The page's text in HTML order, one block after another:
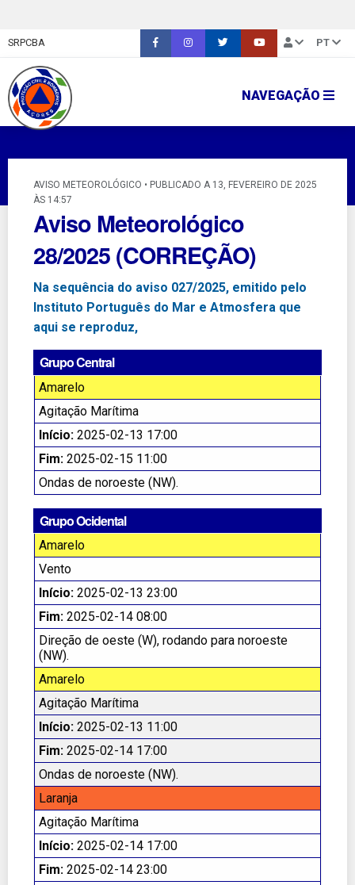
SRPCBA PT
NAVEGAÇÃO
AVISO METEOROLÓGICO • PUBLICADO A 13, FEVEREIRO DE 2025
ÀS 14:57
Aviso Meteorológico
28/2025 (CORREÇÃO)
Na sequência do aviso 027/2025, emitido pelo
Instituto Português do Mar e Atmosfera que
aqui se reproduz,
Grupo Central
Amarelo
Agitação Marítima
Início: 2025-02-13 17:00
Fim: 2025-02-15 11:00
Ondas de noroeste (NW).
Grupo Ocidental
Amarelo
Vento
Início: 2025-02-13 23:00
Fim: 2025-02-14 08:00
Direção de oeste (W), rodando para noroeste
(NW).
Amarelo
Agitação Marítima
Início: 2025-02-13 11:00
Fim: 2025-02-14 17:00
Ondas de noroeste (NW).
Laranja
Agitação Marítima
Início: 2025-02-14 17:00
Fim: 2025-02-14 23:00